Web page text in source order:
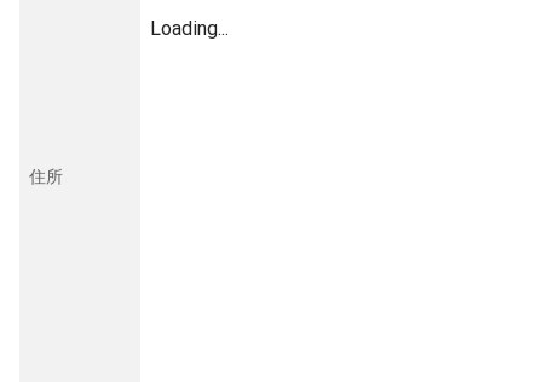
住所
Loading...